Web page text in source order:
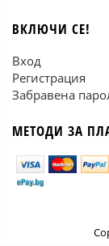
ВКЛЮЧИ СЕ!
Вход
Регистрация
Забравена
МЕТОДИ ЗА